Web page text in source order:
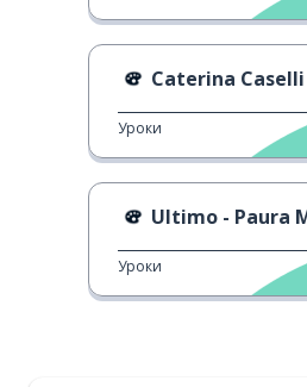
Caterina Caselli -
Уроки
Ultimo - Paura
Уроки